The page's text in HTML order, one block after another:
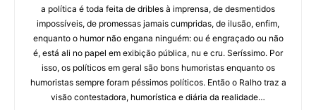
a política é toda feita de dribles à imprensa, de desmentidos
impossíveis, de promessas jamais cumpridas, de ilusão, enfim,
enquanto o humor não engana ninguém: ou é engraçado ou não
é, está ali no papel em exibição pública, nu e cru. Seríssimo. Por
isso, os políticos em geral são bons humoristas enquanto os
humoristas sempre foram péssimos políticos. Então o Ralho traz a
visão contestadora, humorística e diária da realidade…